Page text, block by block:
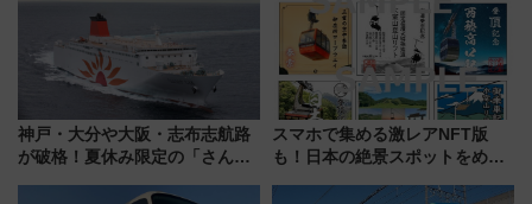
神戸・大分や大阪・志布志航路
が破格！夏休み限定の「さんふ
スマホで集める激レアNFT版
も！日本の絶景スポットをめぐ